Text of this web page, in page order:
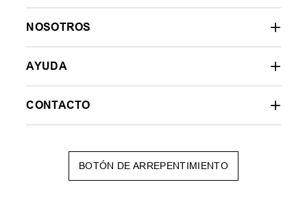
NOSOTROS
AYUDA
CONTACTO
BOTÓN DE ARREPENTIMIENTO